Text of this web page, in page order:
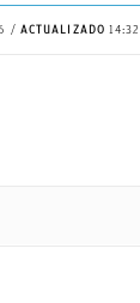
ACTUALIZADO 14:32